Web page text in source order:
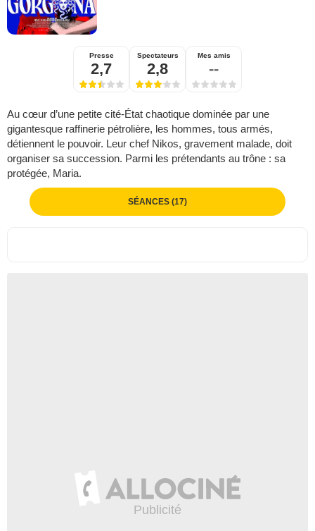
Presse
2,7
Spectateurs
2,8
Mes amis
--
Au cœur d’une petite cité-État chaotique dominée par une
gigantesque raffinerie pétrolière, les hommes, tous armés,
détiennent le pouvoir. Leur chef Nikos, gravement malade, doit
organiser sa succession. Parmi les prétendants au trône : sa
protégée, Maria.
SÉANCES (17)